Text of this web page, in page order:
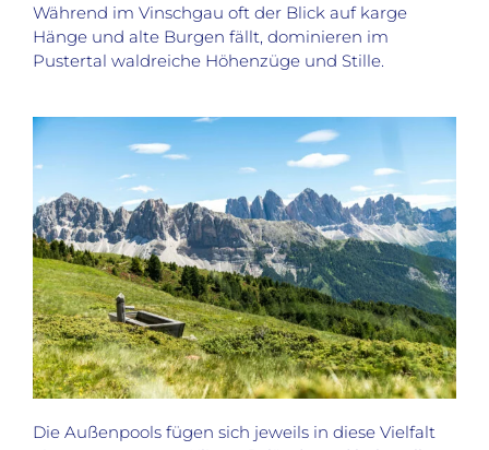
Während im Vinschgau oft der Blick auf karge
Hänge und alte Burgen fällt, dominieren im
Pustertal waldreiche Höhenzüge und Stille.
Die Außenpools fügen sich jeweils in diese Vielfalt